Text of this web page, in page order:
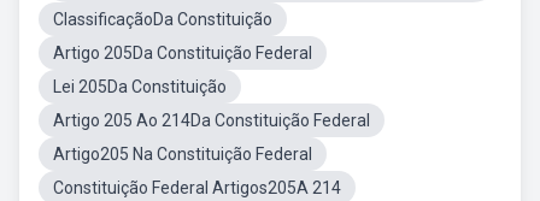
ClassificaçãoDa Constituição
Artigo 205Da Constituição Federal
Lei 205Da Constituição
Artigo 205 Ao 214Da Constituição Federal
Artigo205 Na Constituição Federal
Constituição Federal Artigos205A 214